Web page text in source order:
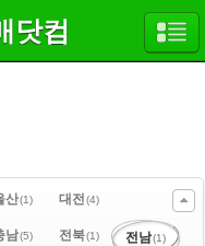
닷컴
산(1) 대전(4)
남(5) 전북(1) 전남(1)